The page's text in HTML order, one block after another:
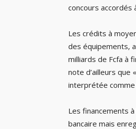
concours accordés
Les crédits à
des équipements,
milliards de Fcfa à
note d’ailleurs que
interprétée comme
Les financements
bancaire mais